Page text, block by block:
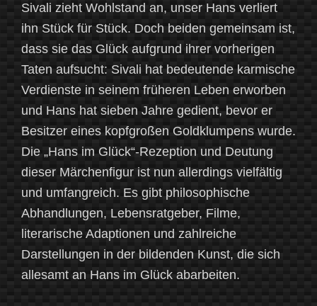
Sivali zieht Wohlstand an, unser Hans verliert
ihn Stück für Stück. Doch beiden gemeinsam ist,
dass sie das Glück aufgrund ihrer vorherigen
Taten aufsucht: Sivali hat bedeutende karmische
Verdienste in seinem früheren Leben erworben
und Hans hat sieben Jahre gedient, bevor er
Besitzer eines kopfgroßen Goldklumpens wurde.
Die „Hans im Glück“-Rezeption und Deutung
dieser Märchenfigur ist nun allerdings vielfältig
und umfangreich. Es gibt philosophische
Abhandlungen, Lebensratgeber, Filme,
literarische Adaptionen und zahlreiche
Darstellungen in der bildenden Kunst, die sich
allesamt an Hans im Glück abarbeiten.